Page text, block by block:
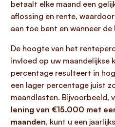
betaalt elke maand een
aflossing en rente,
aan toe bent en wanneer
De hoogte van het
invloed op uw maandelijkse
percentage resulteert in
een lager percentage juist
maandlasten. Bijvoorbeeld,
lening van €15.000 met
maanden, kunt u een